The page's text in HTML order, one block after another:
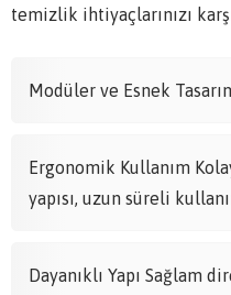
temizlik ihtiyaçlarınızı
Modüler ve Esnek
Ergonomik Kullanım
yapısı, uzun süreli
Dayanıklı Yapı Sağlam